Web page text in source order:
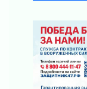
01 августа 2026
Лето без
01 августа 2026
Болезнь
01 августа 2026